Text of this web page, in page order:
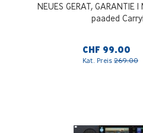
NEUES GERAT, GARANTIE
paaded
CHF 99.00
Kat. Preis 269.00